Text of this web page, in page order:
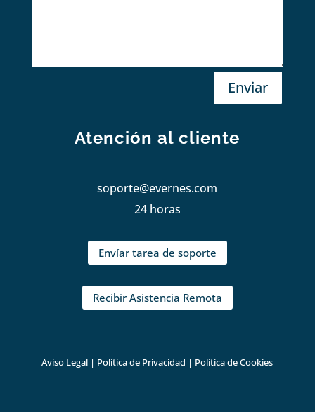
Enviar
Atención al cliente
soporte@evernes.com
24 horas
Envíar tarea de soporte
Recibir Asistencia Remota
Aviso Legal | Política de Privacidad | Política de Cookies